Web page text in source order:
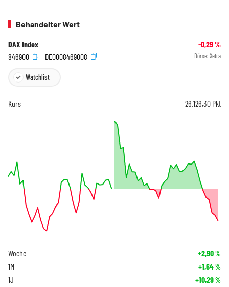
Behandelter Wert
DAX Index -0,29%
846900
DE0008469008 Börse: Xetra
Watchlist
Kurs 26.126,30 Pkt
Woche +2,90%
1M +1,64%
1J +10,29%